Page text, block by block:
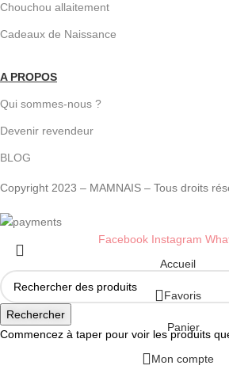
Chouchou allaitement
Cadeaux de Naissance
A PROPOS
Qui sommes-nous ?
Devenir revendeur
BLOG
Copyright 2023 – MAMNAIS – Tous droits
Rechercher
Commencez à taper pour voir les produits
Facebook Instagram
Accueil
Favoris
Panier
Mon compte